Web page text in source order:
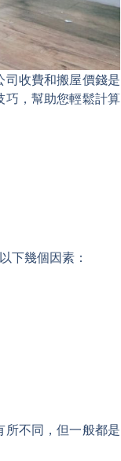
司收費和搬屋價錢是
巧，幫助您輕鬆計算
下幾個因素：
所不同，但一般都是